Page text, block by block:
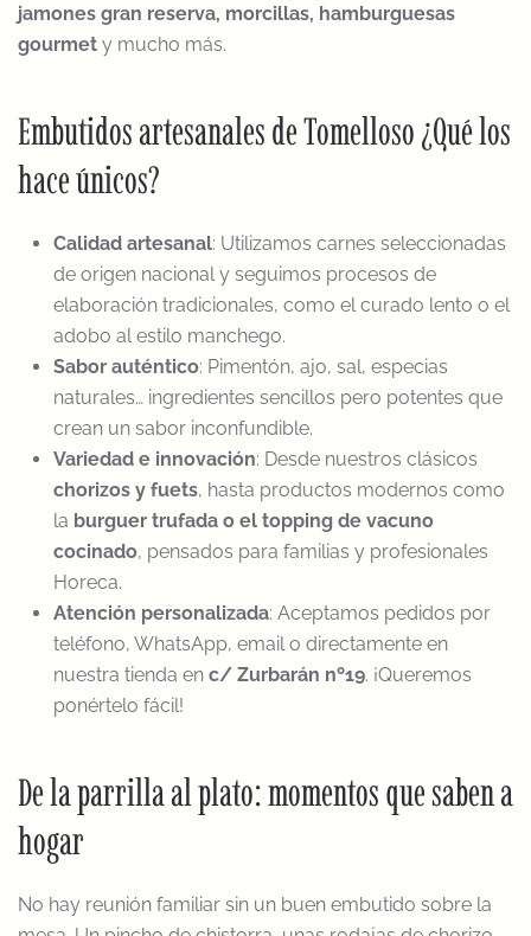
jamones gran reserva, morcillas, hamburguesas
gourmet y mucho más.
Embutidos artesanales de Tomelloso ¿Qué los
hace únicos?
Calidad artesanal: Utilizamos carnes seleccionadas
de origen nacional y seguimos procesos de
elaboración tradicionales, como el curado lento o el
adobo al estilo manchego.
Sabor auténtico: Pimentón, ajo, sal, especias
naturales… ingredientes sencillos pero potentes que
crean un sabor inconfundible.
Variedad e innovación: Desde nuestros clásicos
chorizos y fuets, hasta productos modernos como
la burguer trufada o el topping de vacuno
cocinado, pensados para familias y profesionales
Horeca.
Atención personalizada: Aceptamos pedidos por
teléfono, WhatsApp, email o directamente en
nuestra tienda en c/ Zurbarán nº19. ¡Queremos
ponértelo fácil!
De la parrilla al plato: momentos que saben a
hogar
No hay reunión familiar sin un buen embutido sobre la